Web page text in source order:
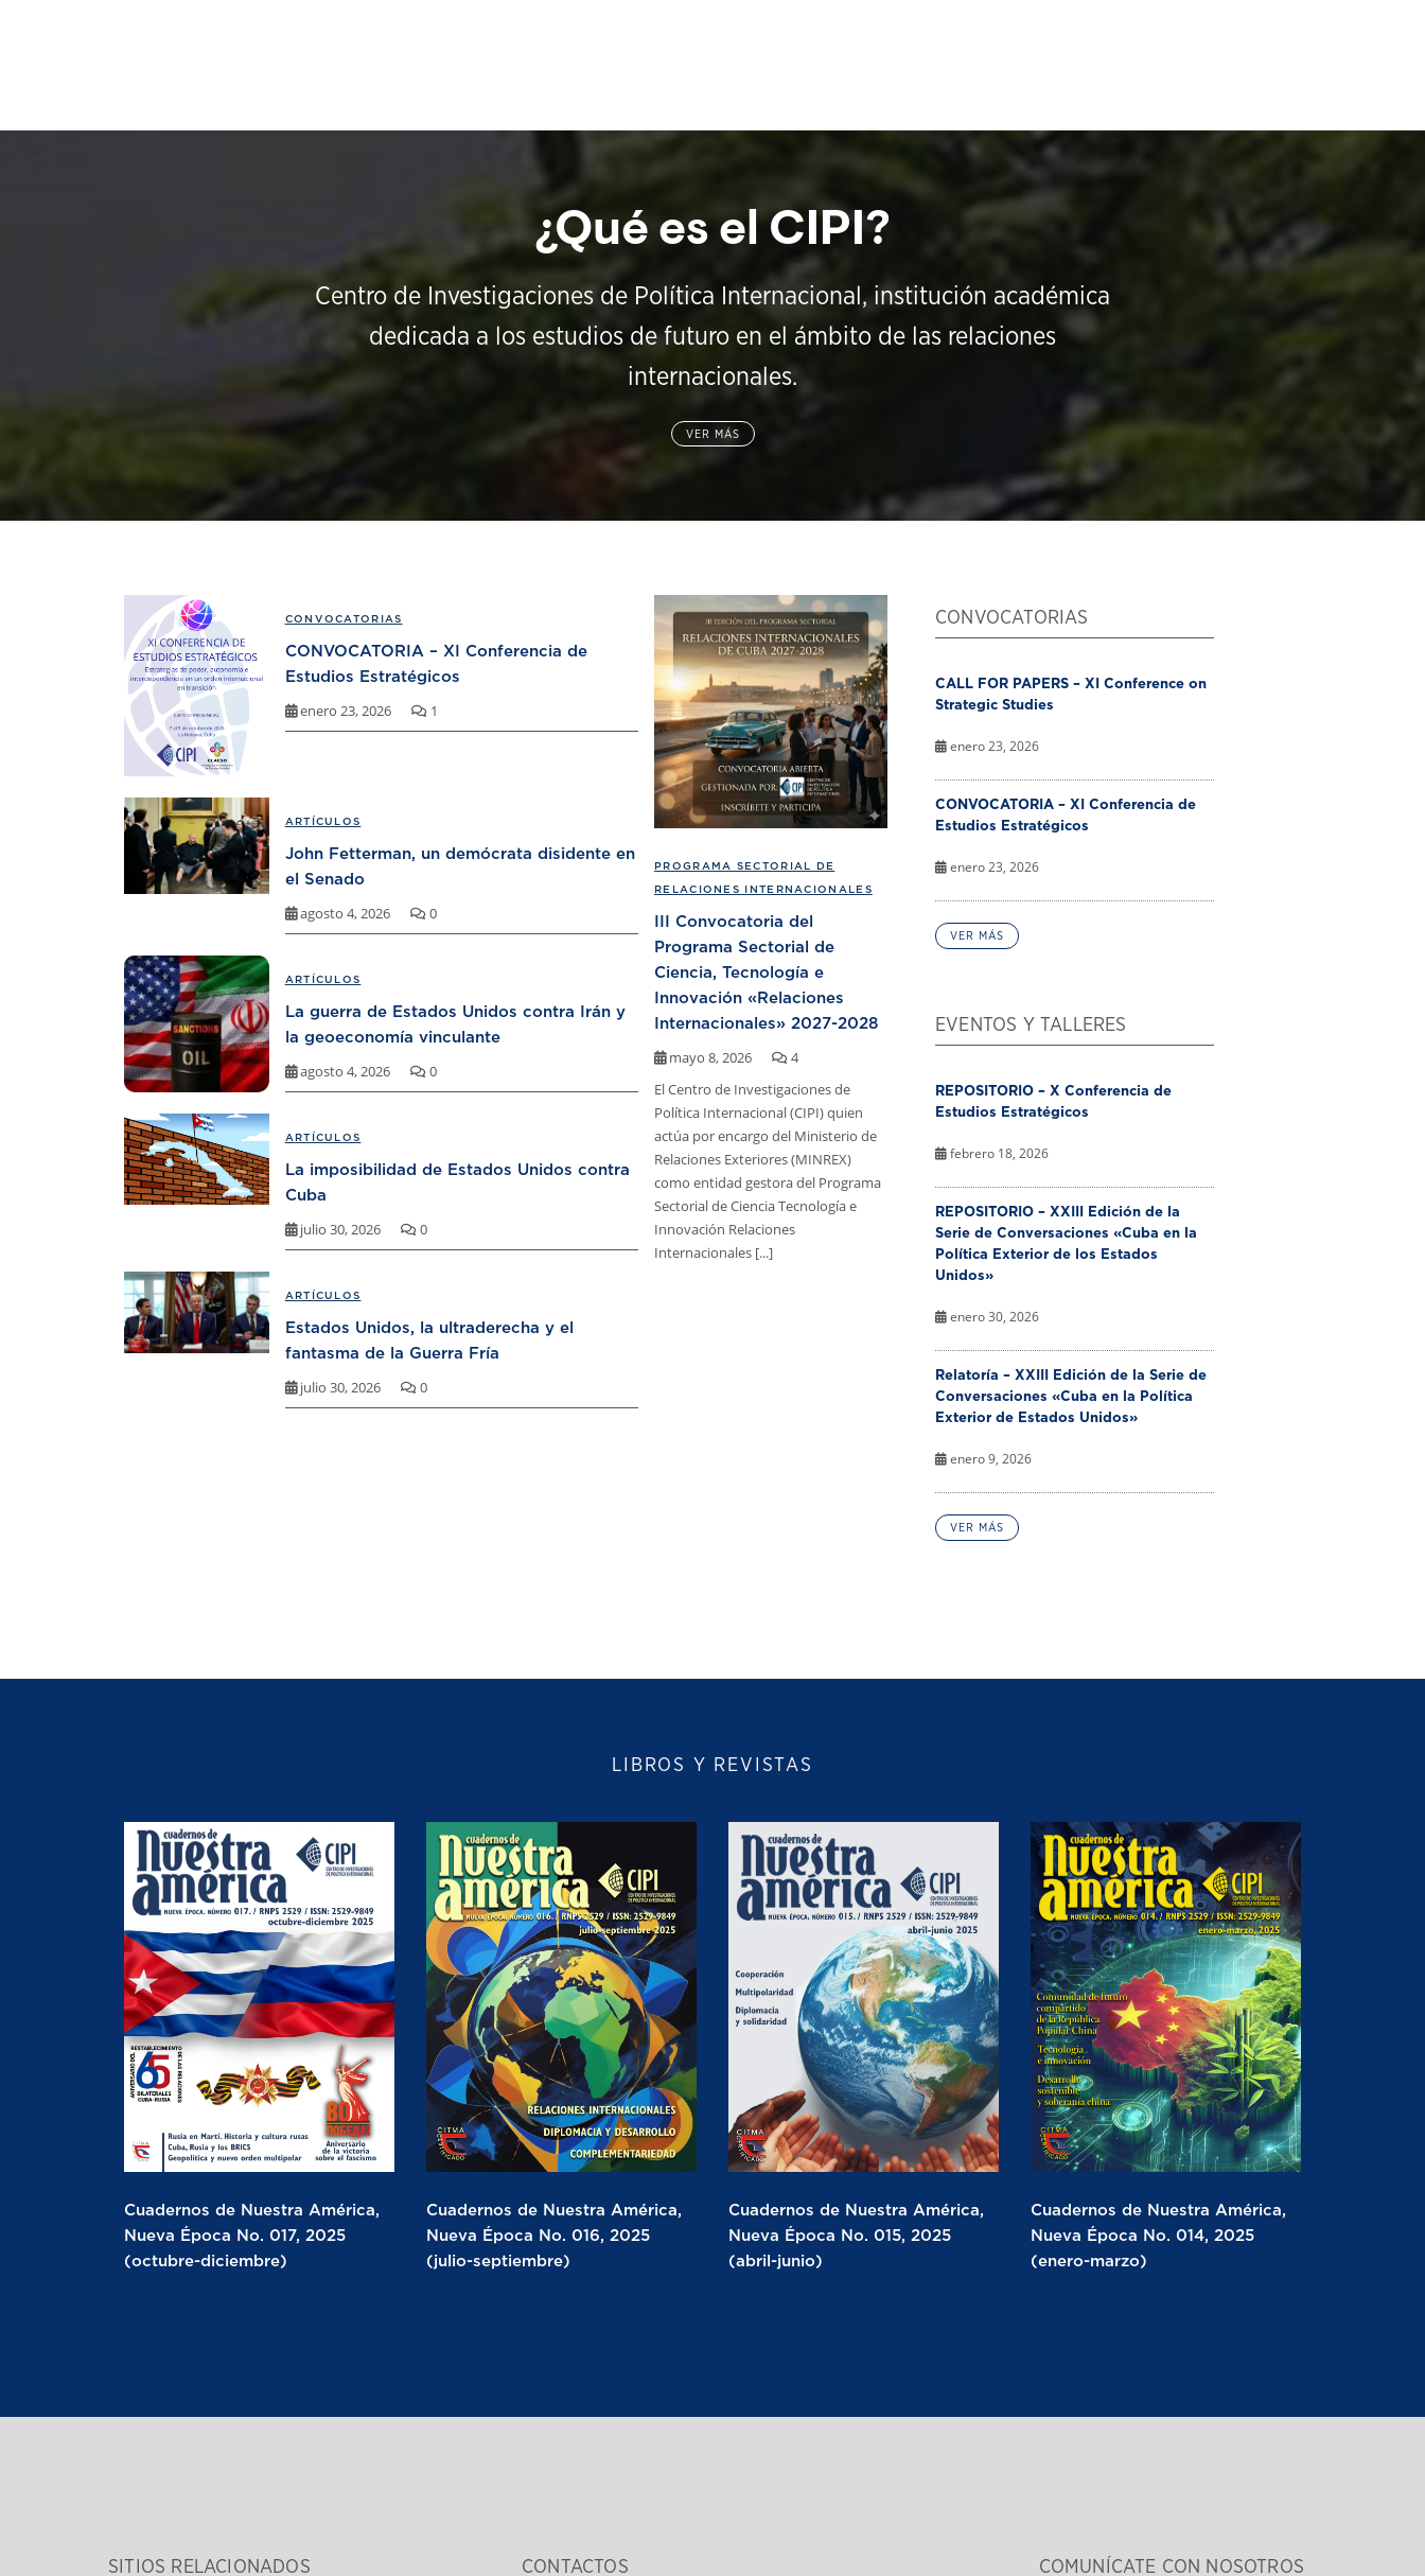
¿Qué es el CIPI?
Centro de Investigaciones de Política Internacional, institución académica
dedicada a los estudios de futuro en el ámbito de las relaciones
internacionales.
VER MÁS
PROGRAMA SECTORIAL DE
RELACIONES INTERNACIONALES
III Convocatoria del
Programa Sectorial de
Ciencia, Tecnología e
Innovación «Relaciones
Internacionales» 2027-2028
mayo 8, 2026
4
El Centro de Investigaciones de
Política Internacional (CIPI) quien
actúa por encargo del Ministerio de
Relaciones Exteriores (MINREX)
como entidad gestora del Programa
Sectorial de Ciencia Tecnología e
Innovación Relaciones
Internacionales [...]
CONVOCATORIAS
CONVOCATORIA – XI Conferencia de
Estudios Estratégicos
enero 23, 2026 1
ARTÍCULOS
John Fetterman, un demócrata disidente en
el Senado
agosto 4, 2026 0
ARTÍCULOS
La guerra de Estados Unidos contra Irán y
la geoeconomía vinculante
agosto 4, 2026 0
ARTÍCULOS
La imposibilidad de Estados Unidos contra
Cuba
julio 30, 2026 0
ARTÍCULOS
Estados Unidos, la ultraderecha y el
fantasma de la Guerra Fría
julio 30, 2026 0
CONVOCATORIAS
CALL FOR PAPERS – XI Conference on
Strategic Studies
enero 23, 2026
CONVOCATORIA – XI Conferencia de
Estudios Estratégicos
enero 23, 2026
VER MÁS
EVENTOS Y TALLERES
REPOSITORIO – X Conferencia de
Estudios Estratégicos
febrero 18, 2026
REPOSITORIO – XXIII Edición de la
Serie de Conversaciones «Cuba en la
Política Exterior de los Estados
Unidos»
enero 30, 2026
Relatoría – XXIII Edición de la Serie de
Conversaciones «Cuba en la Política
Exterior de Estados Unidos»
enero 9, 2026
VER MÁS
LIBROS Y REVISTAS
Cuadernos de Nuestra América,
Nueva Época No. 017, 2025
(octubre-diciembre)
Cuadernos de Nuestra América,
Nueva Época No. 016, 2025
(julio-septiembre)
Cuadernos de Nuestra América,
Nueva Época No. 015, 2025
(abril-junio)
Cuadernos de Nuestra América,
Nueva Época No. 014, 2025
(enero-marzo)
SITIOS RELACIONADOS CONTACTOS COMUNÍCATE CON NOSOTROS